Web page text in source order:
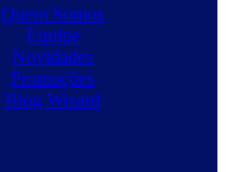
Quem Somos
Equipe
Novidades
Promoções
Blog Wizard